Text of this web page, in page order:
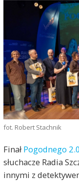
fot. Robert Stachnik
Finał Pogodnego 2.0
słuchacze Radia
innymi z